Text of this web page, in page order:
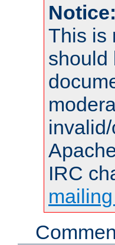
Notice:
This is
should
IRC